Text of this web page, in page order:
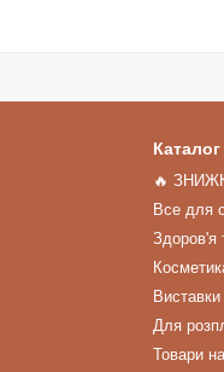
Каталог
🔥
Все для
Здоров'я
Виставки
Для
Товари